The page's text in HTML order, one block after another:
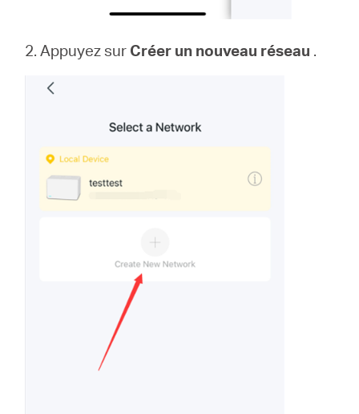
2. Appuyez sur Créer un nouveau réseau .